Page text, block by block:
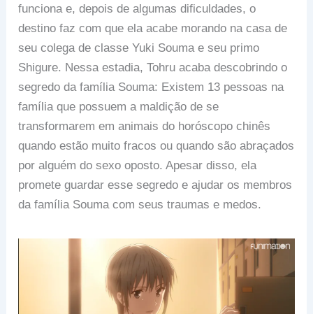
funciona e, depois de algumas dificuldades, o
destino faz com que ela acabe morando na casa de
seu colega de classe Yuki Souma e seu primo
Shigure. Nessa estadia, Tohru acaba descobrindo o
segredo da família Souma: Existem 13 pessoas na
família que possuem a maldição de se
transformarem em animais do horóscopo chinês
quando estão muito fracos ou quando são abraçados
por alguém do sexo oposto. Apesar disso, ela
promete guardar esse segredo e ajudar os membros
da família Souma com seus traumas e medos.